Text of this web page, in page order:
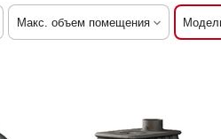
Макс. объем помещения